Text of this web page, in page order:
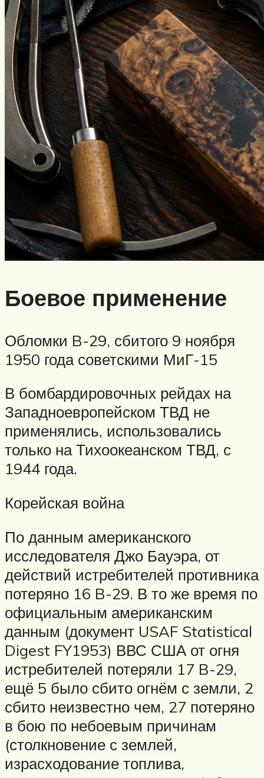
Боевое применение
Обломки B-29, сбитого 9 ноября
1950 года советскими МиГ-15
В бомбардировочных рейдах на
Западноевропейском ТВД не
применялись, использовались
только на Тихоокеанском ТВД, с
1944 года.
Корейская война
По данным американского
исследователя Джо Бауэра, от
действий истребителей противника
потеряно 16 B-29. В то же время по
официальным американским
данным (документ USAF Statistical
Digest FY1953) ВВС США от огня
истребителей потеряли 17 B-29,
ещё 5 было сбито огнём с земли, 2
сбито неизвестно чем, 27 потеряно
в бою по небоевым причинам
(столкновение с землей,
израсходование топлива,